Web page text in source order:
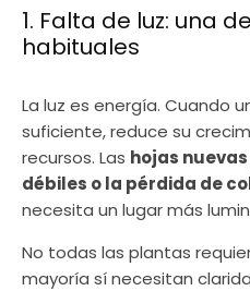
1. Falta de luz: una
habituales
La luz es energía. Cuando
suficiente, reduce su
recursos. Las hojas
débiles o la pérdida de
necesita un lugar más
No todas las plantas
mayoría sí necesitan